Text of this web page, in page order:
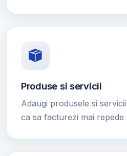
Produse si servicii
Adaugi produsele si
ca sa facturezi mai repede